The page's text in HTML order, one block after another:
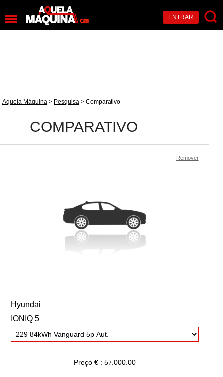
ENTRAR
Aquela Máquina > Pesquisa > Comparativo
COMPARATIVO
Remover
Hyundai
IONIQ 5
Preço € : 57.000.00